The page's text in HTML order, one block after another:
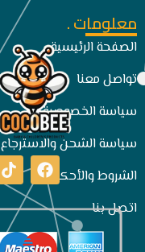
معلومات .
الصفحة الرئيسية
تواصل معنا
سياسة الخصوصية
سياسة الشحن والاسترجاع
الشروط والأحكام
اتصل بنا